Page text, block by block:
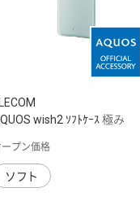
wish2 ｿﾌﾄｹｰｽ 極み
ープン価格
ソフト